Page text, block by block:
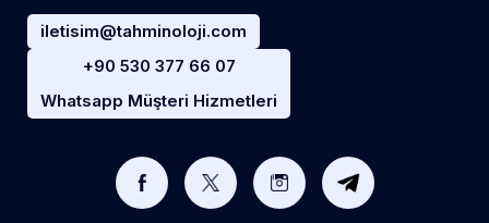
iletisim@tahminoloji.com
+90 530 377 66 07
Whatsapp Müşteri Hizmetleri